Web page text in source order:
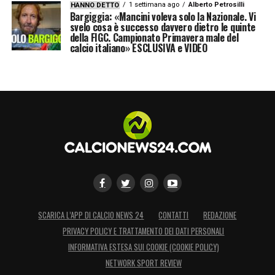
nostri giovani. Sono squadre che non si
battono da sole, bisogna sempre fare partite
di livello».
HANNO DETTO 1 settimana ago Alberto Petrosilli
Bargiggia: «Mancini voleva solo la Nazionale. Vi
svelo cosa è successo davvero dietro le quinte
della FIGC. Campionato Primavera male del
calcio italiano» ESCLUSIVA e VIDEO
SCARICA L’APP DI CALCIO NEWS 24 CONTATTI
REDAZIONE
PRIVACY POLICY E TRATTAMENTO DEI DATI PERSONALI
INFORMATIVA ESTESA SUI COOKIE (COOKIE POLICY)
NETWORK SPORT REVIEW